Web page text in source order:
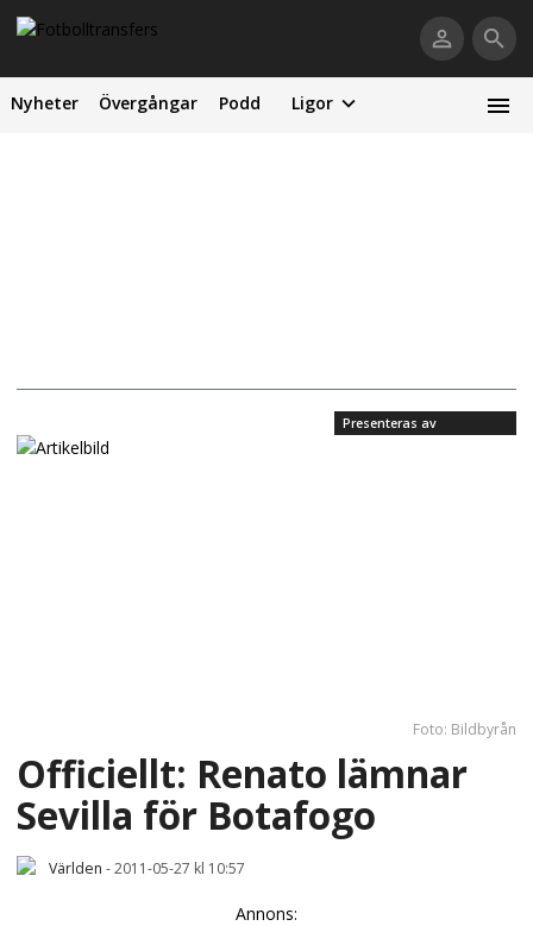
Nyheter Övergångar Podd Ligor
Presenteras av
Foto: Bildbyrån
Officiellt: Renato lämnar
Sevilla för Botafogo
Världen -2011-05-27 kl 10:57
Annons: